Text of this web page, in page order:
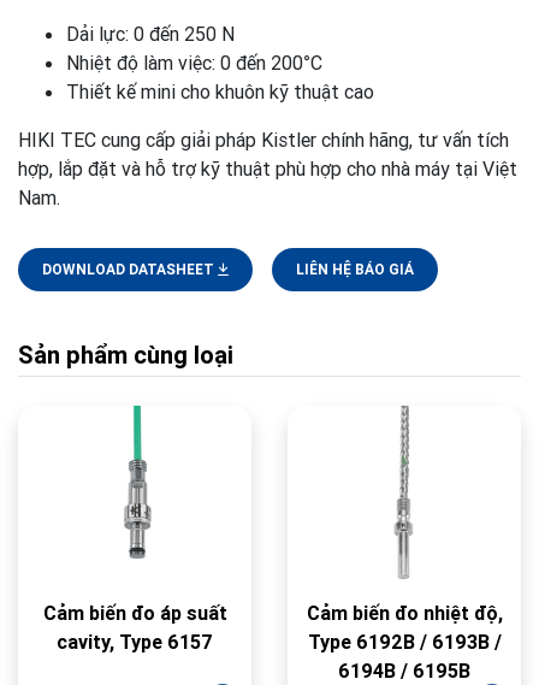
Dải lực: 0 đến 250 N
Nhiệt độ làm việc: 0 đến 200°C
Thiết kế mini cho khuôn kỹ thuật cao
HIKI TEC cung cấp giải pháp Kistler chính hãng, tư vấn tích
hợp, lắp đặt và hỗ trợ kỹ thuật phù hợp cho nhà máy tại Việt
Nam.
DOWNLOAD DATASHEET LIÊN HỆ BÁO GIÁ
Sản phẩm cùng loại
Cảm biến đo áp suất
cavity, Type 6157
Cảm biến đo nhiệt độ,
Type 6192B / 6193B /
6194B / 6195B